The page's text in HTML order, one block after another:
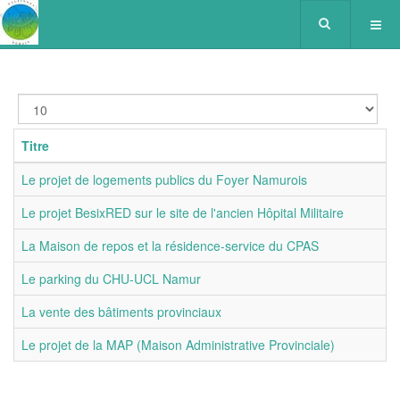
Afficher
#
Titre
Le projet de logements publics du Foyer Namurois
Le projet BesixRED sur le site de l'ancien Hôpital Militaire
La Maison de repos et la résidence-service du CPAS
Le parking du CHU-UCL Namur
La vente des bâtiments provinciaux
Le projet de la MAP (Maison Administrative Provinciale)